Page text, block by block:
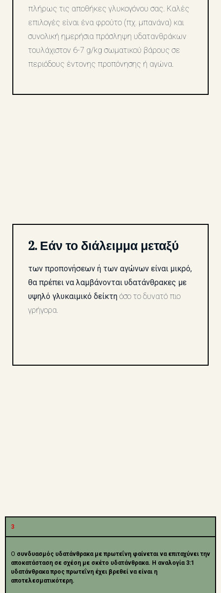
πλήρως τις αποθήκες γλυκογόνου σας. Καλές
επιλογές είναι ένα φρούτο (πχ. μπανάνα) και
συνολική ημερήσια πρόσληψη υδατανθράκων
τουλάχιστον 6-7 g/kg σωματικού βάρους σε
περιόδους έντονης προπόνησης ή αγώνα.
2. Εάν το διάλειμμα μεταξύ
των προπονήσεων ή των αγώνων είναι μικρό,
θα πρέπει να λαμβάνονται υδατάνθρακες με
υψηλό γλυκαιμικό δείκτη όσο το δυνατό πιο
γρήγορα.
3
Ο συνδυασμός υδατάνθρακα με πρωτεΐνη φαίνεται να επιταχύνει την
αποκατάσταση σε σχέση με σκέτο υδατάνθρακα. Η αναλογία 3:1
υδατάνθρακα προς πρωτεΐνη έχει βρεθεί να είναι η
αποτελεσματικότερη.